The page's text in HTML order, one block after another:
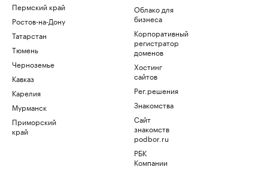
Пермский край
Ростов-на-Дону
Татарстан
Тюмень
Черноземье
Кавказ
Карелия
Мурманск
Приморский
край
Облако для
бизнеса
Корпоративный
регистратор
доменов
Хостинг
сайтов
Рег.решения
Знакомства
Сайт
знакомств
podbor.ru
РБК
Компании